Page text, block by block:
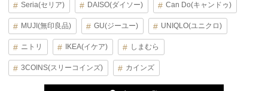
Seria(セリア) DAISO(ダイソー) Can Do(キャンドゥ)
MUJI(無印良品) GU(ジーユー) UNIQLO(ユニクロ)
ニトリ IKEA(イケア) しまむら
3COINS(スリーコインズ) カインズ